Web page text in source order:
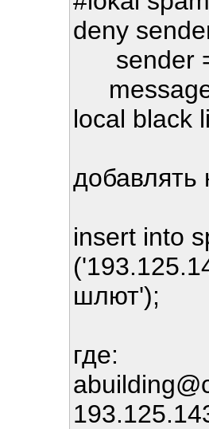
deny
sender =
message
local black
insert into
шлют');
где: